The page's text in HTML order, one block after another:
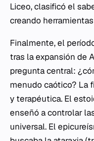
Liceo, clasificó el
creando
Finalmente, el
tras la expansión de
pregunta central:
menudo caótico? La
y terapéutica. El
enseñó a controlar
universal. El